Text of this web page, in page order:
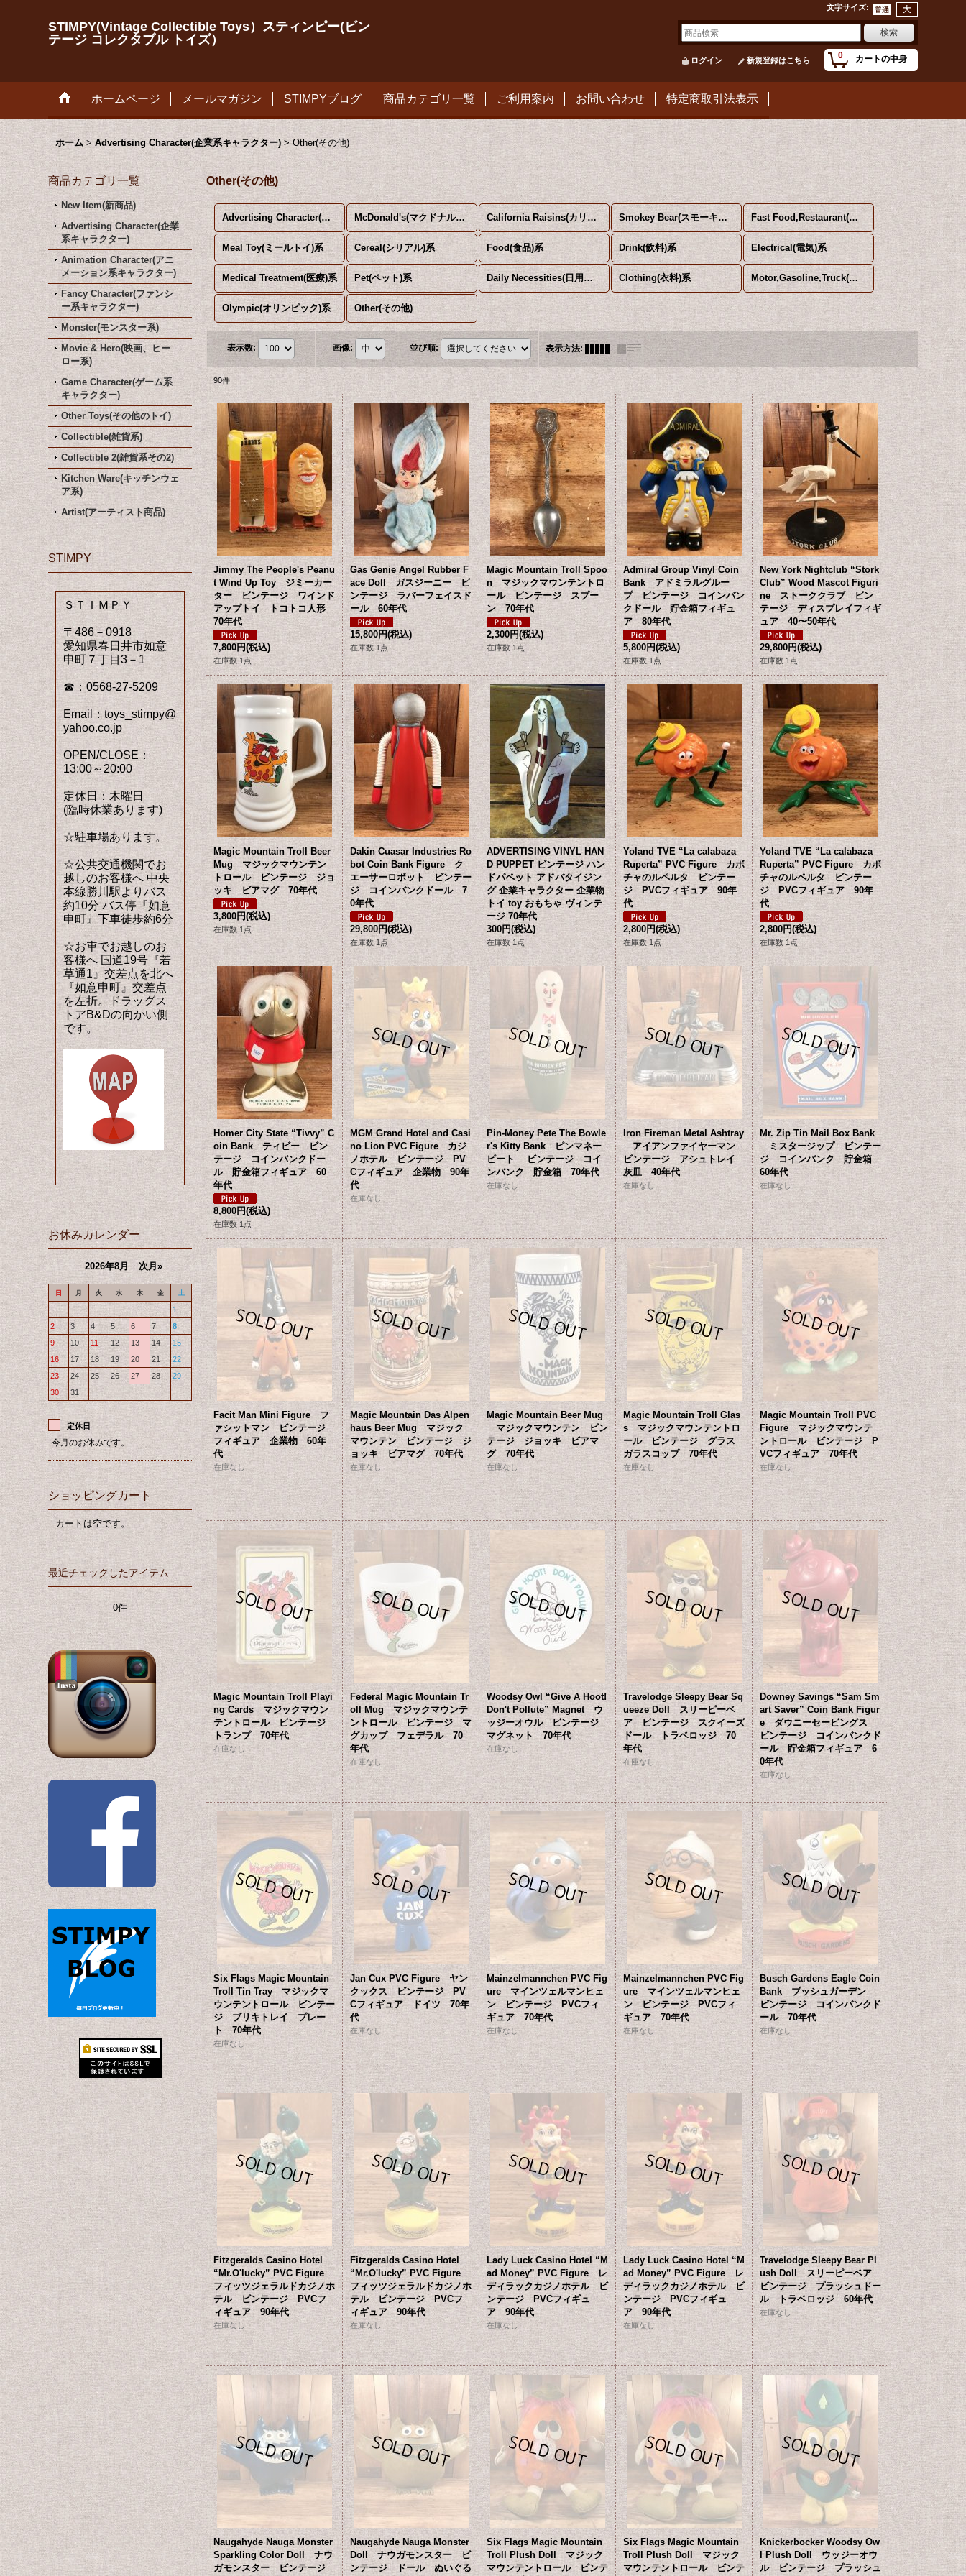
文字サイズ:
STIMPY(Vintage Collectible Toys）スティンピー(ビン
テージ コレクタブル トイズ）
0 カートの中身
ログイン 新規登録はこちら
ホームページ メールマガジン STIMPYブログ 商品カテゴリ一覧 ご利用案内 お問い合わせ 特定商取引法表示
ホーム > Advertising Character(企業系キャラクター) > Other(その他)
商品カテゴリ一覧
New Item(新商品)
Advertising Character(企業
系キャラクター)
Animation Character(アニ
メーション系キャラクター)
Fancy Character(ファンシ
ー系キャラクター)
Monster(モンスター系)
Movie & Hero(映画、ヒー
ロー系)
Game Character(ゲーム系
キャラクター)
Other Toys(その他のトイ)
Collectible(雑貨系)
Collectible 2(雑貨系その2)
Kitchen Ware(キッチンウェ
ア系)
Artist(アーティスト商品)
STIMPY
ＳＴＩＭＰＹ
〒486－0918
愛知県春日井市如意
申町７丁目3－1
☎：0568-27-5209
Email：toys_stimpy@
yahoo.co.jp
OPEN/CLOSE：
13:00～20:00
定休日：木曜日
(臨時休業あります)
☆駐車場あります。
☆公共交通機関でお
越しのお客様へ 中央
本線勝川駅よりバス
約10分 バス停『如意
申町』下車徒歩約6分
☆お車でお越しのお
客様へ 国道19号『若
草通1』交差点を北へ
『如意申町』交差点
を左折。ドラッグス
トアB&Dの向かい側
です。
お休みカレンダー
2026年8月 次月»
日 月 火 水 木 金 土
1
2
3 4 5 6 7
8
9
10 11 12 13 14
15
16
17 18 19 20 21
22
23
24 25 26 27 28
29
30
31
定休日
今月のお休みです。
ショッピングカート
カートは空です。
最近チェックしたアイテム
0件
Other(その他)
Advertising Character(企業系キャラクター) (全商品) McDonald's(マクドナルド)系 California Raisins(カリフォルニアレーズン)系 Smokey Bear(スモーキーベア) Fast Food,Restaurant(ファーストフード、レストラン)系
Meal Toy(ミールトイ)系 Cereal(シリアル)系 Food(食品)系 Drink(飲料)系 Electrical(電気)系
Medical Treatment(医療)系 Pet(ペット)系 Daily Necessities(日用品)系 Clothing(衣料)系 Motor,Gasoline,Truck(モーター、ガソリン、トラック)系
Olympic(オリンピック)系 Other(その他)
表示数: 画像: 並び順: 表示方法:
90件
Jimmy The People's Peanu
t Wind Up Toy ジミーカー
ター ビンテージ ワインド
アップトイ トコトコ人形
70年代
7,800円(税込)
在庫数 1点
Gas Genie Angel Rubber F
ace Doll ガスジーニー ビ
ンテージ ラバーフェイスド
ール 60年代
15,800円(税込)
在庫数 1点
Magic Mountain Troll Spoo
n マジックマウンテントロ
ール ビンテージ スプー
ン 70年代
2,300円(税込)
在庫数 1点
Admiral Group Vinyl Coin
Bank アドミラルグルー
プ ビンテージ コインバン
クドール 貯金箱フィギュ
ア 80年代
5,800円(税込)
在庫数 1点
New York Nightclub “Stork
Club” Wood Mascot Figuri
ne ストーククラブ ビン
テージ ディスプレイフィギ
ュア 40〜50年代
29,800円(税込)
在庫数 1点
Magic Mountain Troll Beer
Mug マジックマウンテン
トロール ビンテージ ジョ
ッキ ビアマグ 70年代
3,800円(税込)
在庫数 1点
Dakin Cuasar Industries Ro
bot Coin Bank Figure ク
エーサーロボット ビンテー
ジ コインバンクドール 7
0年代
29,800円(税込)
在庫数 1点
ADVERTISING VINYL HAN
D PUPPET ビンテージ ハン
ドパペット アドバタイジン
グ 企業キャラクター 企業物
トイ toy おもちゃ ヴィンテ
ージ 70年代
300円(税込)
在庫数 1点
Yoland TVE “La calabaza
Ruperta” PVC Figure カボ
チャのルペルタ ビンテー
ジ PVCフィギュア 90年
代
2,800円(税込)
在庫数 1点
Yoland TVE “La calabaza
Ruperta” PVC Figure カボ
チャのルペルタ ビンテー
ジ PVCフィギュア 90年
代
2,800円(税込)
在庫数 1点
Homer City State “Tivvy” C
oin Bank ティビー ビン
テージ コインバンクドー
ル 貯金箱フィギュア 60
年代
8,800円(税込)
在庫数 1点
MGM Grand Hotel and Casi
no Lion PVC Figure カジ
ノホテル ビンテージ PV
Cフィギュア 企業物 90年
代
在庫なし
Pin-Money Pete The Bowle
r's Kitty Bank ピンマネー
ピート ビンテージ コイ
ンバンク 貯金箱 70年代
在庫なし
Iron Fireman Metal Ashtray
アイアンファイヤーマン
ビンテージ アシュトレイ
灰皿 40年代
在庫なし
Mr. Zip Tin Mail Box Bank
ミスタージップ ビンテー
ジ コインバンク 貯金箱
60年代
在庫なし
Facit Man Mini Figure フ
ァシットマン ビンテージ
フィギュア 企業物 60年
代
在庫なし
Magic Mountain Das Alpen
haus Beer Mug マジック
マウンテン ビンテージ ジ
ョッキ ビアマグ 70年代
在庫なし
Magic Mountain Beer Mug
マジックマウンテン ビン
テージ ジョッキ ビアマ
グ 70年代
在庫なし
Magic Mountain Troll Glas
s マジックマウンテントロ
ール ビンテージ グラス
ガラスコップ 70年代
在庫なし
Magic Mountain Troll PVC
Figure マジックマウンテ
ントロール ビンテージ P
VCフィギュア 70年代
在庫なし
Magic Mountain Troll Playi
ng Cards マジックマウン
テントロール ビンテージ
トランプ 70年代
在庫なし
Federal Magic Mountain Tr
oll Mug マジックマウンテ
ントロール ビンテージ マ
グカップ フェデラル 70
年代
在庫なし
Woodsy Owl “Give A Hoot!
Don't Pollute” Magnet ウ
ッジーオウル ビンテージ
マグネット 70年代
在庫なし
Travelodge Sleepy Bear Sq
ueeze Doll スリーピーベ
ア ビンテージ スクイーズ
ドール トラベロッジ 70
年代
在庫なし
Downey Savings “Sam Sm
art Saver” Coin Bank Figur
e ダウニーセービングス
ビンテージ コインバンクド
ール 貯金箱フィギュア 6
0年代
在庫なし
Six Flags Magic Mountain
Troll Tin Tray マジックマ
ウンテントロール ビンテー
ジ ブリキトレイ プレー
ト 70年代
在庫なし
Jan Cux PVC Figure ヤン
クックス ビンテージ PV
Cフィギュア ドイツ 70年
代
在庫なし
Mainzelmannchen PVC Fig
ure マインツェルマンヒェ
ン ビンテージ PVCフィ
ギュア 70年代
在庫なし
Mainzelmannchen PVC Fig
ure マインツェルマンヒェ
ン ビンテージ PVCフィ
ギュア 70年代
在庫なし
Busch Gardens Eagle Coin
Bank ブッシュガーデン
ビンテージ コインバンクド
ール 70年代
在庫なし
Fitzgeralds Casino Hotel
“Mr.O'lucky” PVC Figure
フィッツジェラルドカジノホ
テル ビンテージ PVCフ
ィギュア 90年代
在庫なし
Fitzgeralds Casino Hotel
“Mr.O'lucky” PVC Figure
フィッツジェラルドカジノホ
テル ビンテージ PVCフ
ィギュア 90年代
在庫なし
Lady Luck Casino Hotel “M
ad Money” PVC Figure レ
ディラックカジノホテル ビ
ンテージ PVCフィギュ
ア 90年代
在庫なし
Lady Luck Casino Hotel “M
ad Money” PVC Figure レ
ディラックカジノホテル ビ
ンテージ PVCフィギュ
ア 90年代
在庫なし
Travelodge Sleepy Bear Pl
ush Doll スリーピーベア
ビンテージ プラッシュドー
ル トラベロッジ 60年代
在庫なし
Naugahyde Nauga Monster
Sparkling Color Doll ナウ
ガモンスター ビンテージ
Naugahyde Nauga Monster
Doll ナウガモンスター ビ
ンテージ ドール ぬいぐる
Six Flags Magic Mountain
Troll Plush Doll マジック
マウンテントロール ビンテ
Six Flags Magic Mountain
Troll Plush Doll マジック
マウンテントロール ビンテ
Knickerbocker Woodsy Ow
l Plush Doll ウッジーオウ
ル ビンテージ プラッシュ